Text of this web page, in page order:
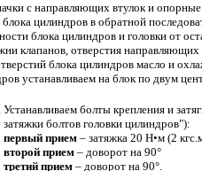
с направляющих втулок и
цилиндров в обратной
блока цилиндров и головки от
клапанов, отверстия направляющих
блока цилиндров масло и
устанавливаем на блок по двум
Устанавливаем болты крепления и
затяжки болтов головки цилиндров"):
первый прием – затяжка 20 Н•м (2
второй прием – доворот на 90°
третий прием – доворот на 90°.